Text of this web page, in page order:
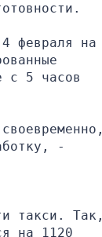
февраля на
с 5 часов
-
такси. Так,
на 1120